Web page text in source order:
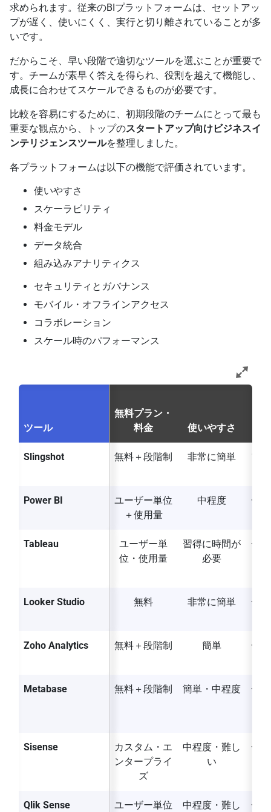
求められます。従来のBIプラットフォームは、セットアッ
プが遅く、使いにくく、実行と切り離されていることが多
いです。
だからこそ、早い段階で適切なツールを選ぶことが重要で
す。チームが素早く答えを得られ、役割を越えて機能し、
成長に合わせてスケールできるものが必要です。
比較を容易にするために、初期段階のチームにとって最も
重要な観点から、トップのスタートアップ向けビジネスイ
ンテリジェンスツールを整理しました。
各プラットフォームは以下の機能で評価されています。
使いやすさ
スケーラビリティ
料金モデル
データ統合
組み込みアナリティクス
セキュリティとガバナンス
モバイル・オフラインアクセス
コラボレーション
スケール時のパフォーマンス
ツール
無料プラン・
料金
使いやすさ
Slingshot 無料＋段階制 非常に簡単 フ
Power BI
ユーザー単位
＋使用量
中程度
一
Tableau
ユーザー単
位・使用量
習得に時間が
必要
一
Looker Studio 無料 非常に簡単
一
Zoho Analytics 無料＋段階制 簡単
一
Metabase 無料＋段階制 簡単・中程度
一
Sisense
カスタム・エ
ンタープライ
ズ
中程度・難し
い
一
Qlik Sense
ユーザー単位
中程度・難し
一